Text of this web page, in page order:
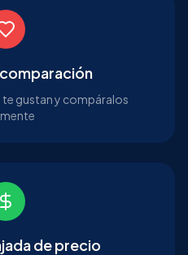
gustan y compáralos
de precio